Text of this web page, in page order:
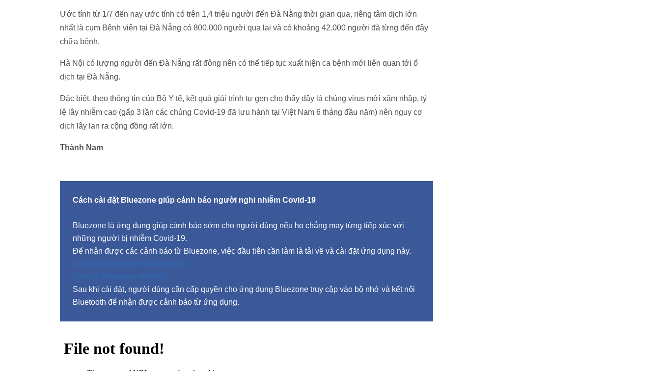
Ước tính từ 1/7 đến nay ước tính có trên 1,4 triệu người đến Đà Nẵng thời gian qua, riêng tâm dịch lớn
nhất là cụm Bệnh viện tại Đà Nẵng có 800.000 người qua lại và có khoảng 42.000 người đã từng đến đây
chữa bệnh.
Hà Nội có lượng người đến Đà Nẵng rất đông nên có thể tiếp tục xuất hiện ca bệnh mới liên quan tới ổ
dịch tại Đà Nẵng.
Đặc biệt, theo thông tin của Bộ Y tế, kết quả giải trình tự gen cho thấy đây là chủng virus mới xâm nhập, tỷ
lệ lây nhiễm cao (gấp 3 lần các chủng Covid-19 đã lưu hành tại Việt Nam 6 tháng đầu năm) nên nguy cơ
dịch lây lan ra cộng đồng rất lớn.
Thành Nam
Cách cài đặt Bluezone giúp cảnh báo người nghi nhiễm Covid-19
Bluezone là ứng dụng giúp cảnh báo sớm cho người dùng nếu họ chẳng may từng tiếp xúc với
những người bị nhiễm Covid-19.
Để nhận được các cảnh báo từ Bluezone, việc đầu tiên cần làm là tải về và cài đặt ứng dụng này.
Sau khi cài đặt, người dùng cần cấp quyền cho ứng dụng Bluezone truy cập vào bộ nhớ và kết nối
Bluetooth để nhận được cảnh báo từ ứng dụng.